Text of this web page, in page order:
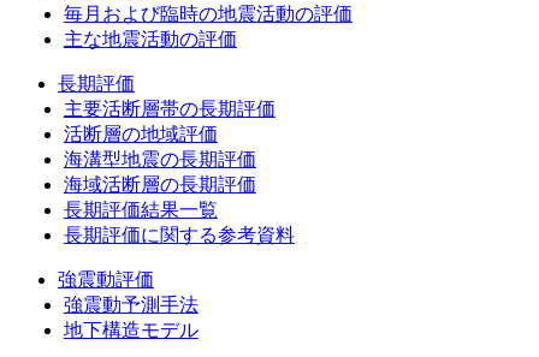
毎月および臨時の地震活動の評価
主な地震活動の評価
長期評価
主要活断層帯の長期評価
活断層の地域評価
海溝型地震の長期評価
海域活断層の長期評価
長期評価結果一覧
長期評価に関する参考資料
強震動評価
強震動予測手法
地下構造モデル